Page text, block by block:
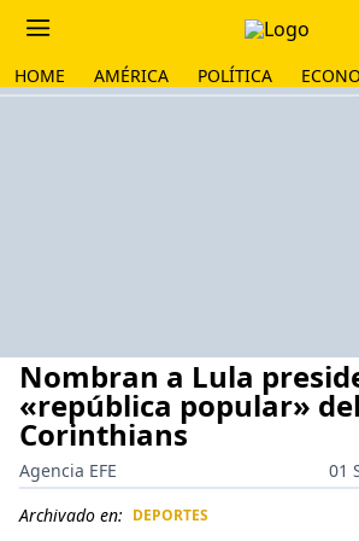
HOME AMÉRICA POLÍTICA
Nombran a Lula
«república popular» del
Corinthians
Agencia EFE
01
Archivado en: DEPORTES